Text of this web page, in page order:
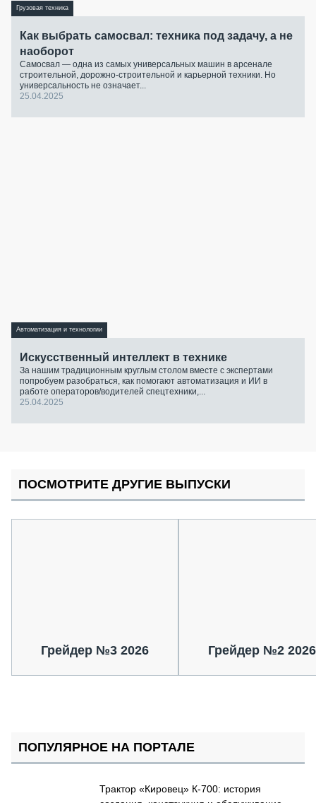
Грузовая техника
Как выбрать самосвал: техника под задачу, а не
наоборот
Самосвал — одна из самых универсальных машин в арсенале
строительной, дорожно-строительной и карьерной техники. Но
универсальность не означает...
25.04.2025
Автоматизация и технологии
Искусственный интеллект в технике
За нашим традиционным круглым столом вместе с экспертами
попробуем разобраться, как помогают автоматизация и ИИ в
работе операторов/водителей спецтехники,...
25.04.2025
ПОСМОТРИТЕ ДРУГИЕ ВЫПУСКИ
Грейдер №3 2026 Грейдер №2 2026
ПОПУЛЯРНОЕ НА ПОРТАЛЕ
Трактор «Кировец» К-700: история